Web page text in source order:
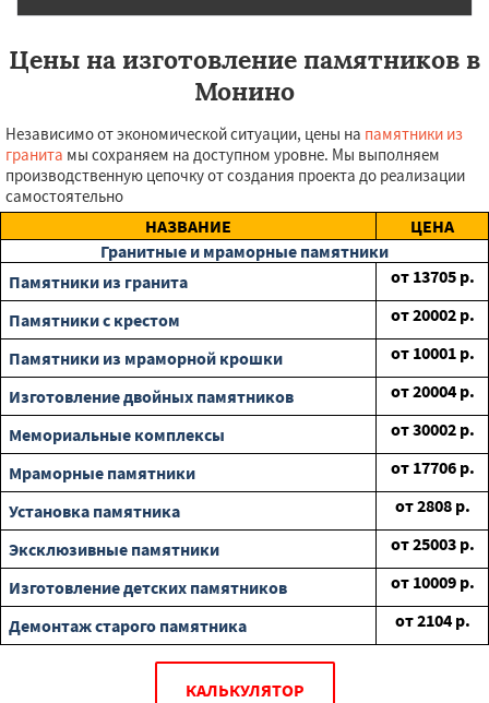
Цены на изготовление памятников в
Монино
Независимо от экономической ситуации, цены на памятники из
гранита мы сохраняем на доступном уровне. Мы выполняем
производственную цепочку от создания проекта до реализации
самостоятельно
НАЗВАНИЕ
ЦЕНА
Гранитные и мраморные памятники
Памятники из гранита
от 13705 р.
Памятники с крестом
от20002 р.
Памятники из мраморной крошки
от 10001 р.
Изготовление двойных памятников
от20004 р.
Мемориальные комплексы
от30002 р.
Мраморные памятники
от 17706 р.
Установка памятника
от2808 р.
Эксклюзивные памятники
от25003 р.
Изготовление детских памятников
от 10009 р.
Демонтаж старого памятника
от2104 р.
КАЛЬКУЛЯТОР